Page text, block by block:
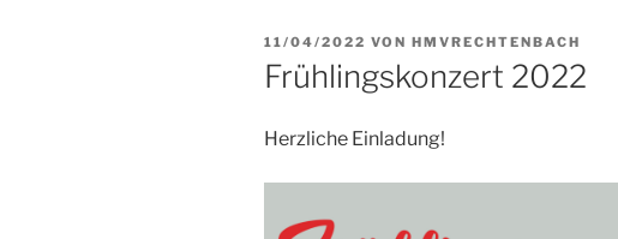
VERÖFFENTLICHT
AM
11/04/2022 VON HMVRECHTENBACH
Frühlingskonzert 2022
Herzliche Einladung!